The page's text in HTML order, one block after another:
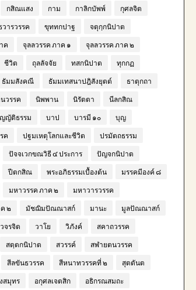
กสิณแสง กาม กาลิกบัพพ์ กุศลจิต
ารวรรค ขุททกปาฐ จตุกฺกนิปาต
ค จุลลวรรค ภาค ๑ จุลลวรรค ภาค ๒
ชีวิต ถุลลัจจัย ทสกนิปาต ทุกกฏ
ธัมมสังคณี ธัมมเทสนาปฎิสังยุตต์ ธาตุกถา
วรรค นิพพาน นิรัตตา นีลกสิณ
ญัติธรรม บาป บารมี ๑๐ บุญ
ค ปฐมเหตุโลกและชีวิต ปรมัตถธรรม
ปัจจเวกขณวิธี ๔ ประการ ปัญจกนิปาต
ปีตกสิณ พระอภิธรรมเบื้องต้น มรรคมีองค์ ๘
มหาวรรค ภาค ๒ มหาวารวรรค
๒ มัชฌิมปัณณาสก์ มานะ มูลปัณณาสก์
จรจิต วาโย วิภังค์ สคาถวรรค
สตฺตกนิปาต สวรรค์ สฬายตนวรรค
สีลขันธวรรค สีหนาทวรรคที่ ๒ สุตตันต
สมุทร อกุศลเจตสิก อธิกรณสมถะ